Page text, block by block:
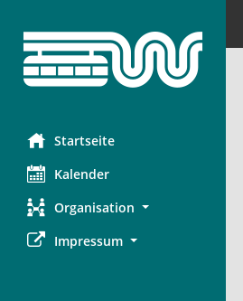
Startseite
Kalender
Organisation
Impressum